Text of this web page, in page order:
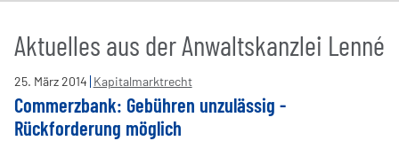
Aktuelles aus der Anwaltskanzlei Lenné
25. März2014 Kapitalmarktrecht
Commerzbank: Gebühren unzulässig -
Rückforderung möglich